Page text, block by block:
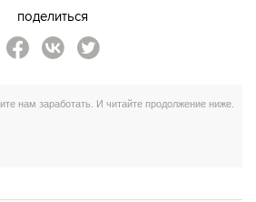
поделиться